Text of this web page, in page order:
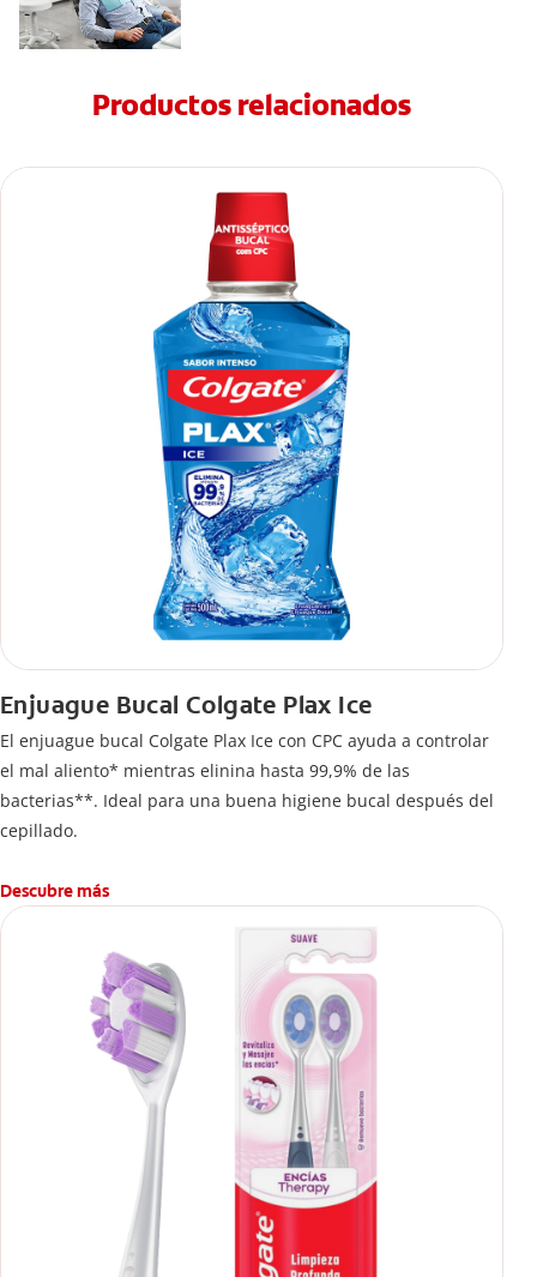
Productos relacionados
Enjuague Bucal Colgate Plax Ice
El enjuague bucal Colgate Plax Ice con CPC ayuda a controlar
el mal aliento* mientras elinina hasta 99,9% de las
bacterias**. Ideal para una buena higiene bucal después del
cepillado.
Descubre más